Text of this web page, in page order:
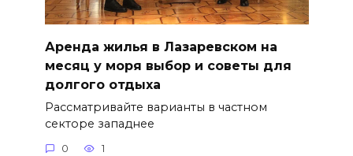
Аренда жилья в Лазаревском на
месяц у моря выбор и советы для
долгого отдыха
Рассматривайте варианты в частном
секторе западнее
0 1